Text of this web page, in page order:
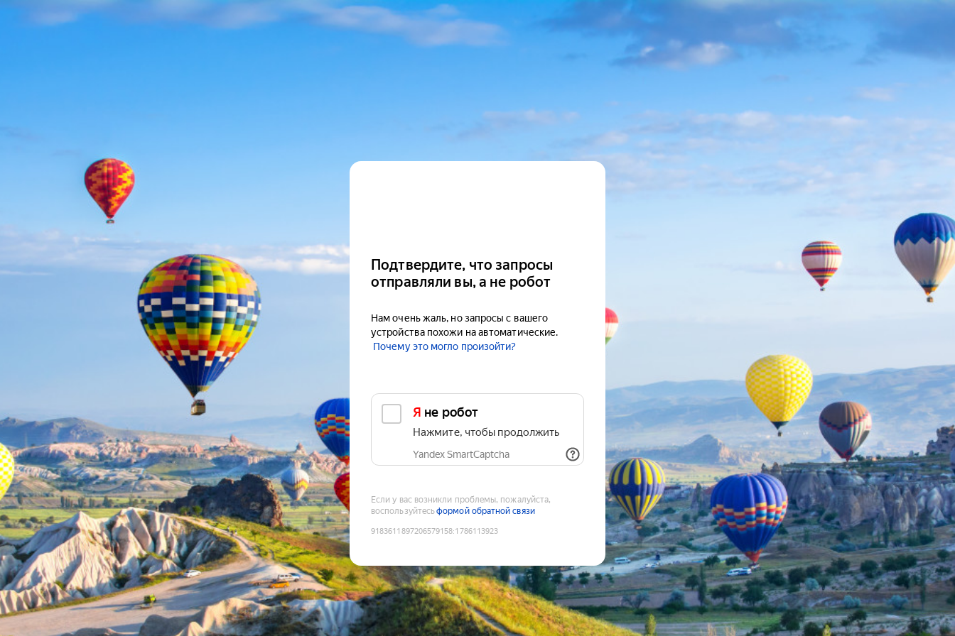
Подтвердите, что запросы
отправляли вы, а не робот
Нам очень жаль, но запросы с вашего
устройства похожи на автоматические.
Почему это могло произойти?
Я не робот
Нажмите, чтобы продолжить
Yandex SmartCaptcha
Если у вас возникли проблемы, пожалуйста,
воспользуйтесьформой обратной связи
9183611897206579158:1786113923